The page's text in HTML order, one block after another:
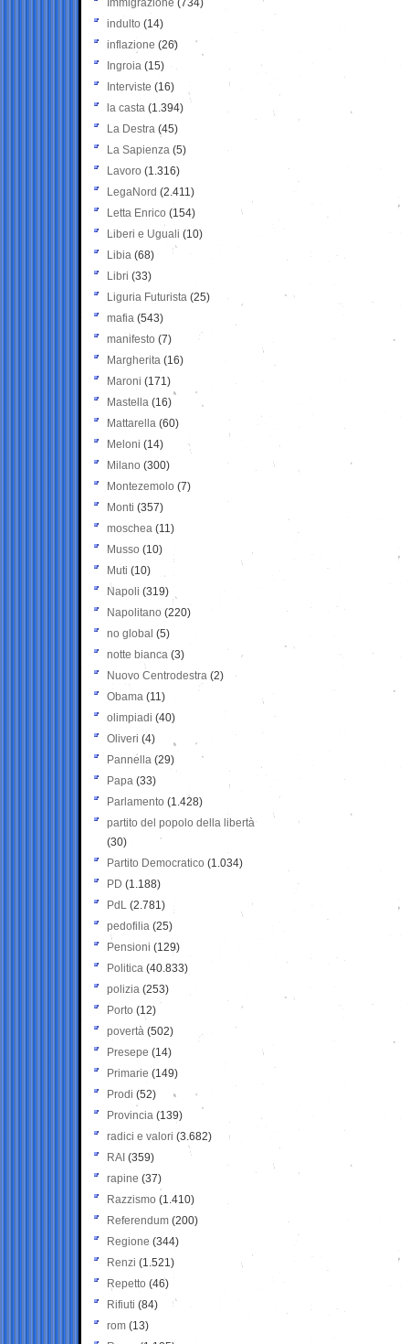
Immigrazione (734)
indulto (14)
inflazione (26)
Ingroia (15)
Interviste (16)
la casta (1.394)
La Destra (45)
La Sapienza (5)
Lavoro (1.316)
LegaNord (2.411)
Letta Enrico (154)
Liberi e Uguali (10)
Libia (68)
Libri (33)
Liguria Futurista (25)
mafia (543)
manifesto (7)
Margherita (16)
Maroni (171)
Mastella (16)
Mattarella (60)
Meloni (14)
Milano (300)
Montezemolo (7)
Monti (357)
moschea (11)
Musso (10)
Muti (10)
Napoli (319)
Napolitano (220)
no global (5)
notte bianca (3)
Nuovo Centrodestra (2)
Obama (11)
olimpiadi (40)
Oliveri (4)
Pannella (29)
Papa (33)
Parlamento (1.428)
partito del popolo della libertà
(30)
Partito Democratico (1.034)
PD (1.188)
PdL (2.781)
pedofilia (25)
Pensioni (129)
Politica (40.833)
polizia (253)
Porto (12)
povertà (502)
Presepe (14)
Primarie (149)
Prodi (52)
Provincia (139)
radici e valori (3.682)
RAI (359)
rapine (37)
Razzismo (1.410)
Referendum (200)
Regione (344)
Renzi (1.521)
Repetto (46)
Rifiuti (84)
rom (13)